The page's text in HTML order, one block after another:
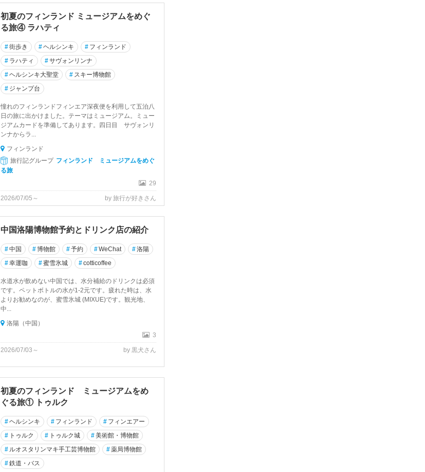
初夏のフィンランド ミュージアムをめぐ
る旅④ ラハティ
#街歩き #ヘルシンキ # フィンランド
# ラハティ #サヴォンリンナ
#ヘルシンキ大聖堂 # スキー博物館
# ジャンプ台
憧れのフィンランドフィンエア深夜便を利用して五泊八
日の旅に出かけました。テーマはミュージアム。ミュー
ジアムカードを準備してあります。四日目 サヴォンリ
ンナからラ...
フィンランド
旅行記グループ フィンランド ミュージアムをめぐ
る旅
29
2026/07/05～ by 旅行が好きさん
中国洛陽博物館予約とドリンク店の紹介
#中国 #博物館 #予約 #WeChat #洛陽
#幸運咖 #蜜雪氷城 #cotticoffee
水道水が飲めない中国では、水分補給のドリンクは必須
です。ペットボトルの水が1-2元です。疲れた時は、水
よりお勧めなのが、蜜雪氷城 (MIXUE)です。観光地、
中...
洛陽（中国）
3
2026/07/03～ by 黒犬さん
初夏のフィンランド ミュージアムをめ
ぐる旅① トゥルク
#ヘルシンキ # フィンランド # フィンエアー
# トゥルク # トゥルク城 #美術館・博物館
# ルオスタリンマキ手工芸博物館 #薬局博物館
#鉄道・バス